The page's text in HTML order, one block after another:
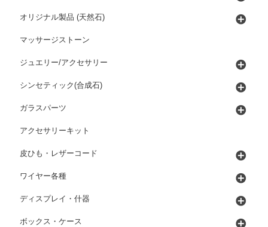
オリジナル製品 (天然石)
マッサージストーン
ジュエリー/アクセサリー
シンセティック(合成石)
ガラスパーツ
アクセサリーキット
皮ひも・レザーコード
ワイヤー各種
ディスプレイ・什器
ボックス・ケース